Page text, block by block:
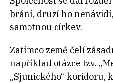
brání, druzí ho
samotnou církev.
Zatímco země čelí
například otázce tzv.
„Sjunického“ koridoru,